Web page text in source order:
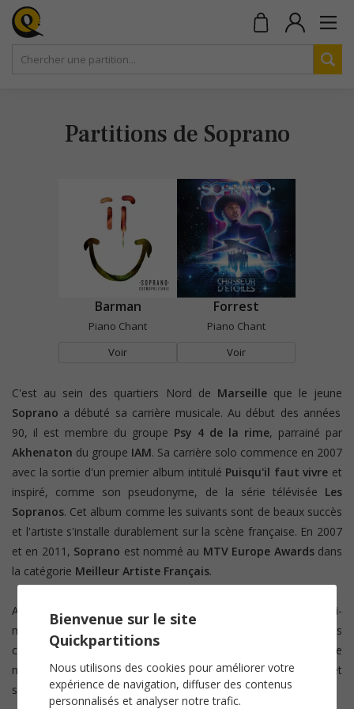
Partitions de Soprano
C'est au sein des quartiers Nord de Marseilleque le jeune
Soprano a débuté sa carrière musicale. Au début des années
90, il est membre du groupe Psy 4 de la rime, parrainé par
Akhenaton du groupe IAM. Sa carrière solo commence en 2007
avec la sortie d'un premier album intitulé Puisqu'il faut vivre et
inspiré, comme son pseudonyme, de la série télévisée Les
Sopranos. Cet album comme les suivants sont de beaux succès
et l'artiste s'installe durablement sur la scène française. En 2007
et en 2011, Soprano est nommé au MTV Europe Awardsdans
la catégorie Meilleur Artiste Français.
Avec un répertoire varié et des titres qu'il compose souvent lui-
même,
a l'intention de faire bouger son public. Si ses
chansons sont souvent fédératrices et positives, l'artiste
n'hésite pas cependant à interroger la société sur ses défauts et
ses contradictions.
Barman
Piano Chant
Voir
Forrest
Piano Chant
Voir
Bienvenue sur le site
Quickpartitions
Nous utilisons des cookies pour améliorer votre
expérience de navigation, diffuser des contenus
personnalisés et analyser notre trafic.